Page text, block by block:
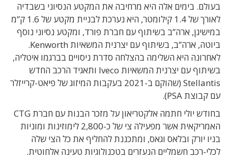
בעולם. בימים אלה היא מרחיבה את המקטע הנסיוני בשבדיה
לאורך של 1.4 קילומטר, היא נערכת לבניית מקטע של 1.6 ק”מ
במישיגן, ארה”ב בשיתוף עם חברת פורד, ומקטע נסיוני נוסף
ביוטה, ארה”ב, בשיתוף עם יצרנית המשאיות Kenworth.
לאחרונה היא השלימה בהצלחה סדרת ניסויים בברגמו איטליה,
בשיתוף עם יצרנית המשאיות Iveco ותאגיד הרכב החדש
Stellantis (שהוקם ב-2021 בעקבות המיזוג של פיאט-קרייזלר
עם קבוצת PSA).
בחודש יולי חתמה אלקטריאון על מזכר הבנות עם חברת CTG
האמריקאית אשר מפעילה צי של כ-2,800 לימוזינות ומוניות
בניו יורק ובלאס וגאס, ומתכננת להחליף את כל הצי שלה
לכלי-רכב חשמליים הנעזרים בטכנולוגיות טעינה אלחוטית.